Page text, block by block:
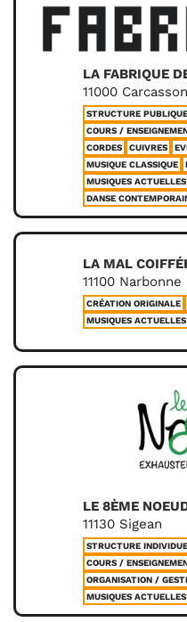
LA FABRIQUE
11000
STRUCTURE PUBLIQUE
COURS /
CORDES
CUIVRES
MUSIQUE CLASSIQUE
MUSIQUES ACTUELLES
DANSE
LA MAL
11100 Narbonne
CRÉATION ORIGINALE
MUSIQUES ACTUELLES
LE 8ÈME
11130 Sigean
STRUCTURE
COURS /
ORGANISATION /
MUSIQUES ACTUELLES